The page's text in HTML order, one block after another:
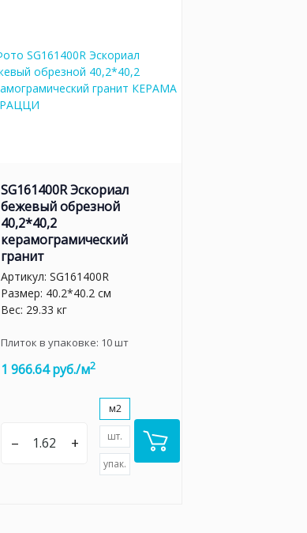
SG161400R Эскориал
бежевый обрезной
40,2*40,2
керамограмический
гранит
Артикул: SG161400R
Размер: 40.2*40.2 см
Вес: 29.33 кг
Плиток в упаковке: 10шт
1 966.64 руб./м2
– +
м2
шт.
упак.